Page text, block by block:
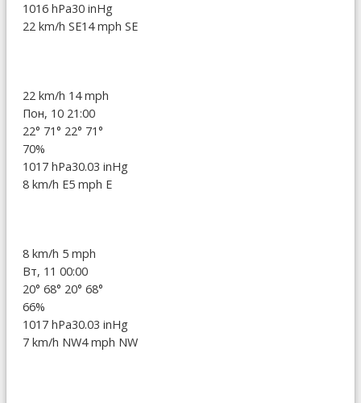
1016 hPa30 inHg
22 km/h SE14 mph SE
22 km/h 14 mph
Пон, 10 21:00
22° 71° 22° 71°
70%
1017 hPa30.03 inHg
8 km/h E5 mph E
8 km/h 5 mph
Вт, 11 00:00
20° 68° 20° 68°
66%
1017 hPa30.03 inHg
7 km/h NW4 mph NW